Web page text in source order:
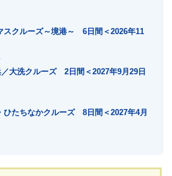
スクルーズ～境港～ 6日間＜2026年11
大洗クルーズ 2日間＜2027年9月29日
ひたちなかクルーズ 8日間＜2027年4月